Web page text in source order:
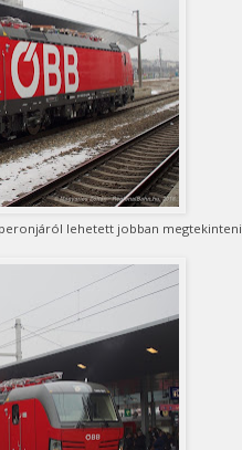
peronjáról lehetett jobban megtekinteni